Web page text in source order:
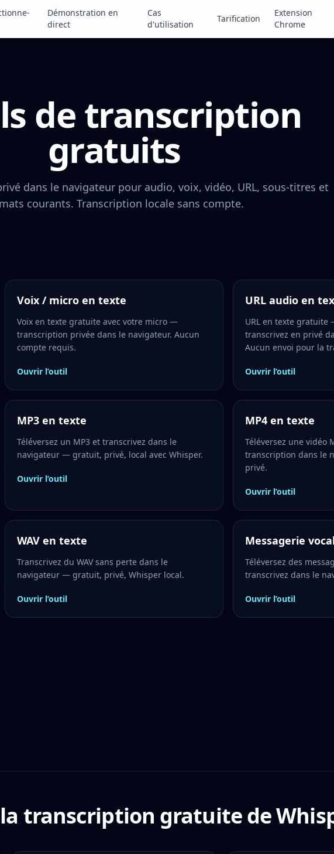
Démonstration en
direct
Cas
d'utilisation
Tarification
Extension
Chrome
de transcription
gratuits
dans le navigateur pour audio, voix, vidéo, URL, sous-titres et
courants. Transcription locale sans compte.
Voix / micro en texte
Voix en texte gratuite avec votre micro —
transcription privée dans le navigateur. Aucun
compte requis.
Ouvrir l’outil
URL audio en
URL en texte
transcrivez en privé
Aucun envoi pour la
Ouvrir l’outil
MP3 en texte
Téléversez un MP3 et transcrivez dans le
navigateur — gratuit, privé, local avec Whisper.
Ouvrir l’outil
MP4 en texte
Téléversez une vidéo
transcription dans le
privé.
Ouvrir l’outil
WAV en texte
Transcrivez du WAV sans perte dans le
navigateur — gratuit, privé, Whisper local.
Ouvrir l’outil
Messagerie
Téléversez des
transcrivez dans le
Ouvrir l’outil
transcription gratuite de